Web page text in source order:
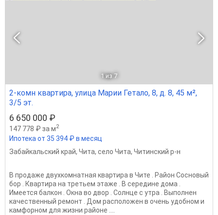
1 из 7
2-комн квартира, улица Марии Гетало, 8, д. 8, 45 м²,
3/5 эт.
6 650 000 ₽
147 778 ₽ за м2
Ипотека от 35 394 ₽ в месяц
Забайкальский край, Чита, село Чита, Читинский р-н
В продаже двухкомнатная квартира в Чите . Район Сосновый
бор . Квартира на третьем этаже . В середине дома .
Имеется балкон . Окна во двор . Солнце с утра . Выполнен
качественный ремонт . Дом расположен в очень удобном и
камфорном для жизни районе ....